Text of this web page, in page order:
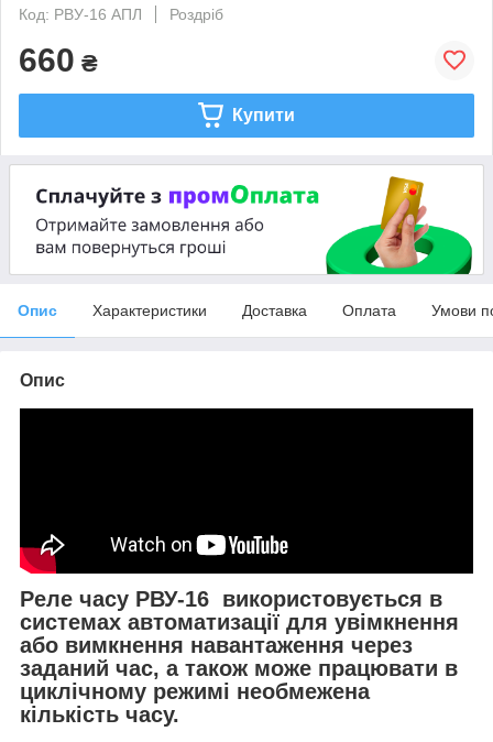
Код: РВУ-16 АПЛ
Роздріб
660 ₴
Купити
Опис Характеристики Доставка Оплата Умови
Опис
Реле часу РВУ-16 використовується в
системах автоматизації для увімкнення
або вимкнення навантаження через
заданий час, а також може працювати в
циклічному режимі необмежена
кількість часу.